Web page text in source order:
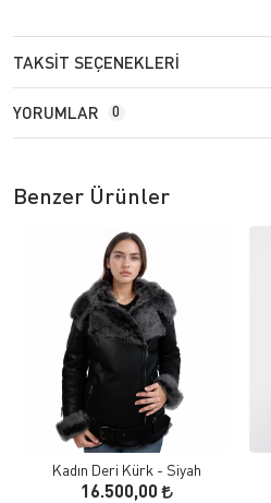
TAKSIT SEÇENEKLERI
YORUMLAR 0
Benzer Ürünler
Kadın Deri Kürk - Siyah
16.500,00